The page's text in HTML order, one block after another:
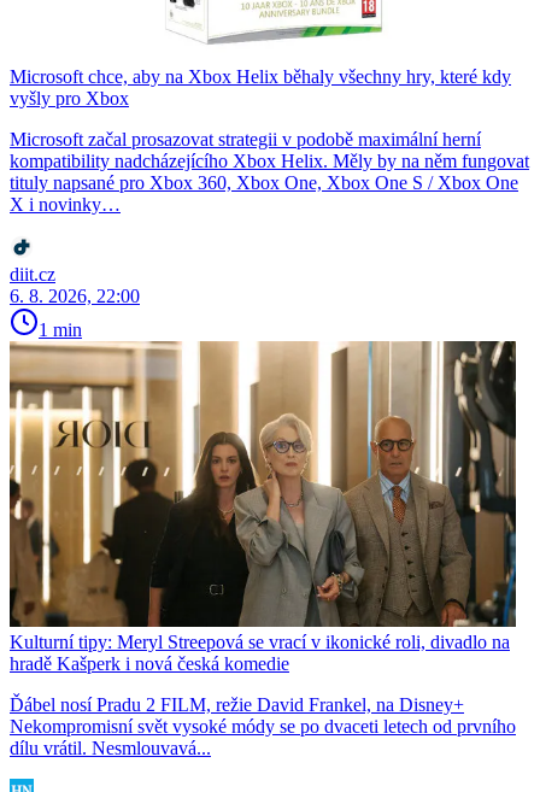
Microsoft chce, aby na Xbox Helix běhaly všechny hry, které kdy
vyšly pro Xbox
Microsoft začal prosazovat strategii v podobě maximální herní
kompatibility nadcházejícího Xbox Helix. Měly by na něm fungovat
tituly napsané pro Xbox 360, Xbox One, Xbox One S / Xbox One
X i novinky…
diit.cz
6. 8. 2026, 22:00
1 min
Kulturní tipy: Meryl Streepová se vrací v ikonické roli, divadlo na
hradě Kašperk i nová česká komedie
Ďábel nosí Pradu 2 FILM, režie David Frankel, na Disney+
Nekompromisní svět vysoké módy se po dvaceti letech od prvního
dílu vrátil. Nesmlouvavá...